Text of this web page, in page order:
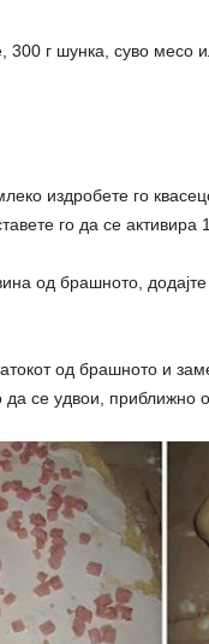
300 г шунка, суво месо
издробете го
го да се активира
од брашното,
од брашното и
се удвои, приближно